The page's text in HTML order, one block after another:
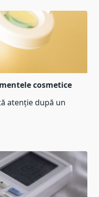
cosmetice
atenție după un